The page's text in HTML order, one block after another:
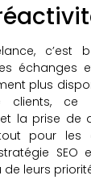
c’est
échanges
plus
clients, ce
la prise de
pour les
SEO
leurs